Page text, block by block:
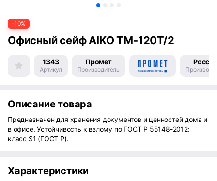
-10%
Офисный сейф AIKO TM-120T/2
1343
Артикул
Промет
Производитель
Россия
Описание товара
Предназначен для хранения документов и ценностей дома и
в офисе. Устойчивость к взлому по ГОСТ Р 55148-2012:
класс S1 (ГОСТ Р).
Характеристики